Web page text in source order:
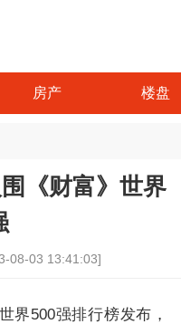
房产 楼盘
《财富》世界
08-03 13:41:03]
界500强排行榜发布，